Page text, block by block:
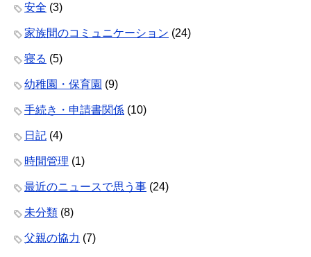
安全 (3)
家族間のコミュニケーション (24)
寝る (5)
幼稚園・保育園 (9)
手続き・申請書関係 (10)
日記 (4)
時間管理 (1)
最近のニュースで思う事 (24)
未分類 (8)
父親の協力 (7)